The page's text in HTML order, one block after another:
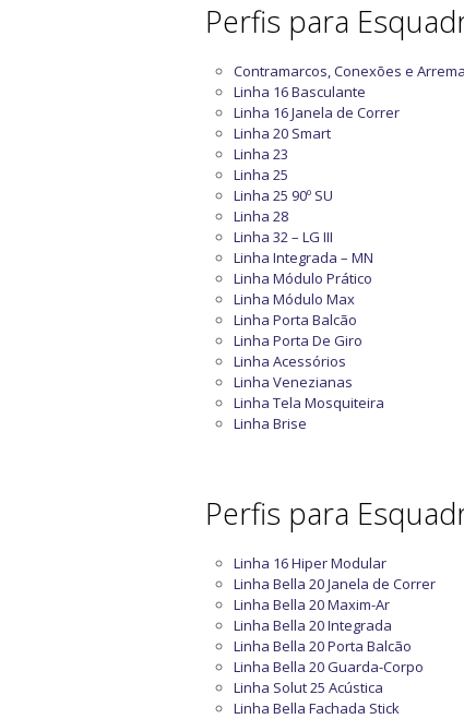
Perfis para
Contramarcos, Conexões e
Linha 16 Basculante
Linha 16 Janela de Correr
Linha 20 Smart
Linha 23
Linha 25
Linha 25 90º SU
Linha 28
Linha 32 – LG III
Linha Integrada – MN
Linha Módulo Prático
Linha Módulo Max
Linha Porta Balcão
Linha Porta De Giro
Linha Acessórios
Linha Venezianas
Linha Tela Mosquiteira
Linha Brise
Perfis para
Linha 16 Hiper Modular
Linha Bella 20 Janela de Correr
Linha Bella 20 Maxim-Ar
Linha Bella 20 Integrada
Linha Bella 20 Porta Balcão
Linha Bella 20 Guarda-Corpo
Linha Solut 25 Acústica
Linha Bella Fachada Stick